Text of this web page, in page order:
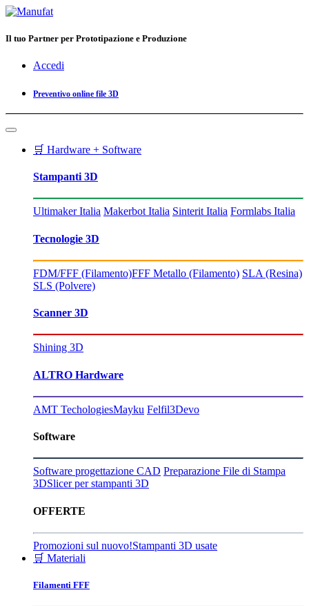
Il tuo Partner per Prototipazione e Produzione
Accedi
Preventivo online file 3D
🛒 Hardware + Software
Stampanti 3D
Ultimaker Italia Makerbot Italia Sinterit Italia Formlabs Italia
Tecnologie 3D
FDM/FFF (Filamento)FFF Metallo (Filamento) SLA (Resina)
SLS (Polvere)
Scanner 3D
Shining 3D
ALTRO Hardware
AMT TechologiesMayku Felfil3Devo
Software
Software progettazione CAD Preparazione File di Stampa
3DSlicer per stampanti 3D
OFFERTE
Promozioni sul nuovo!Stampanti 3D usate
🛒 Materiali
Filamenti FFF